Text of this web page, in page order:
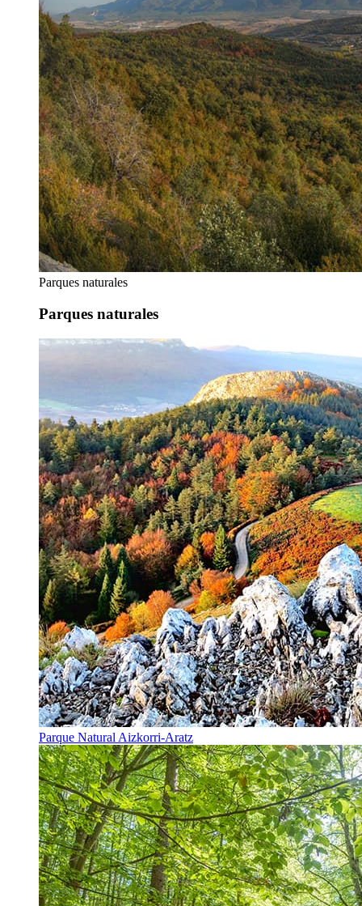
Parques naturales
Parques naturales
Parque Natural Aizkorri-Aratz